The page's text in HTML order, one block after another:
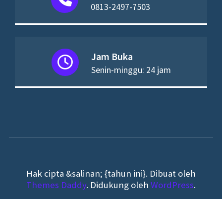
0813-2497-7503
Jam Buka
Senin-minggu: 24 jam
Hak cipta &salinan; {tahun ini}. Dibuat oleh
Themes Daddy. Didukung oleh WordPress.